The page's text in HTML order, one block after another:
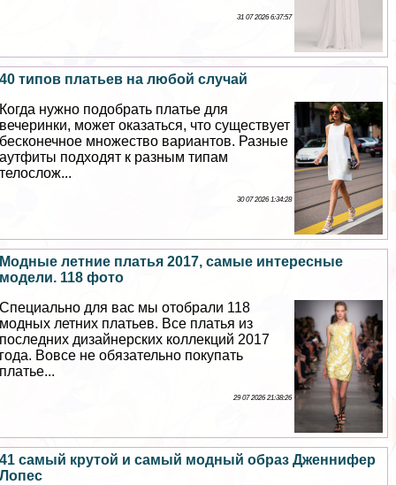
31 07 2026 6:37:57
40 типов платьев на любой случай
Когда нужно подобрать платье для
вечеринки, может оказаться, что существует
бесконечное множество вариантов. Разные
аутфиты подходят к разным типам
телослож...
30 07 2026 1:34:28
Модные летние платья 2017, самые интересные
модели. 118 фото
Специально для вас мы отобрали 118
модных летних платьев. Все платья из
последних дизайнерских коллекций 2017
года. Вовсе не обязательно покупать
платье...
29 07 2026 21:38:26
41 самый крутой и самый модный образ Дженнифер
Лопес